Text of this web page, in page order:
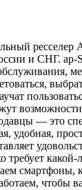
и СНГ. ap-
— это
удобная,
требует
смартфоны,
чтобы